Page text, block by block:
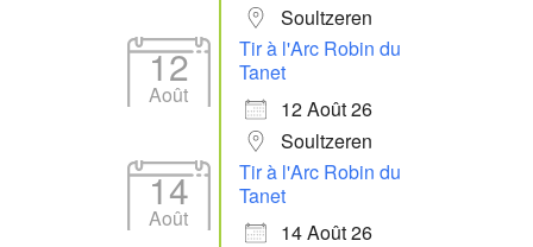
Soultzeren
12
Août
Tir à l'Arc Robin du
Tanet
12 Août 26
Soultzeren
14
Août
Tir à l'Arc Robin du
Tanet
14 Août 26